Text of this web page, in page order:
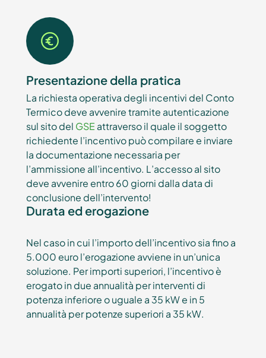
Presentazione della pratica
La richiesta operativa degli incentivi del Conto
Termico deve avvenire tramite autenticazione
sul sito del GSE attraverso il quale il soggetto
richiedente l’incentivo può compilare e inviare
la documentazione necessaria per
l’ammissione all’incentivo. L’accesso al sito
deve avvenire entro 60 giorni dalla data di
conclusione dell’intervento!
Durata ed erogazione
Nel caso in cui l’importo dell’incentivo sia fino a
5.000 euro l’erogazione avviene in un’unica
soluzione. Per importi superiori, l’incentivo è
erogato in due annualità per interventi di
potenza inferiore o uguale a 35 kW e in 5
annualità per potenze superiori a 35 kW.